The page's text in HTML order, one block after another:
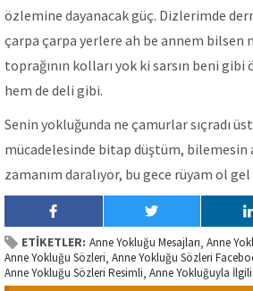
özlemine dayanacak güç. Dizlerimde
çarpa çarpa yerlere ah be annem bilsen
toprağının kolları yok ki sarsın beni
hem de deli gibi.
Senin yokluğunda ne çamurlar sıçradı
mücadelesinde bitap düştüm, bilemesin
zamanım daralıyor, bu gece rüyam ol gel
ETİKETLER: Anne Yokluğu Mesajları, Anne
Anne Yokluğu Sözleri, Anne Yokluğu Sözleri
Anne Yokluğu Sözleri Resimli, Anne Yokluğuyla